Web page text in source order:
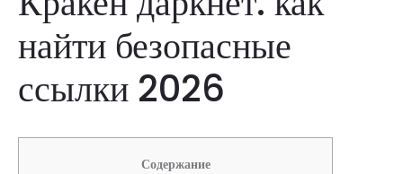
найти безопасные
ссылки 2026
Содержание